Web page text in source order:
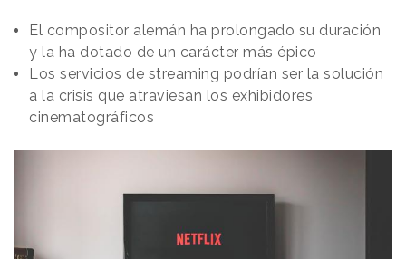
El compositor alemán ha prolongado su duración
y la ha dotado de un carácter más épico
Los servicios de streaming podrían ser la solución
a la crisis que atraviesan los exhibidores
cinematográficos